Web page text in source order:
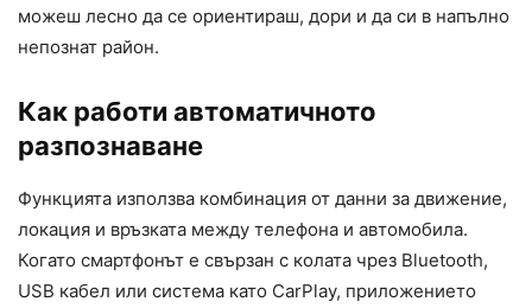
можеш лесно да се ориентираш, дори и да си в напълно
непознат район.
Как работи автоматичното
разпознаване
Функцията използва комбинация от данни за движение,
локация и връзката между телефона и автомобила.
Когато смартфонът е свързан с колата чрез Bluetooth,
USB кабел или система като CarPlay, приложението